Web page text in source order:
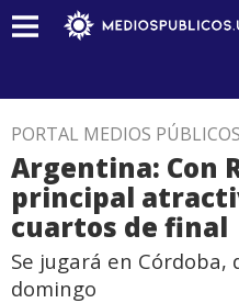
PORTAL MEDIOS PÚBLICOS
Argentina: Con
principal
cuartos de final
Se jugará en Córdoba,
domingo